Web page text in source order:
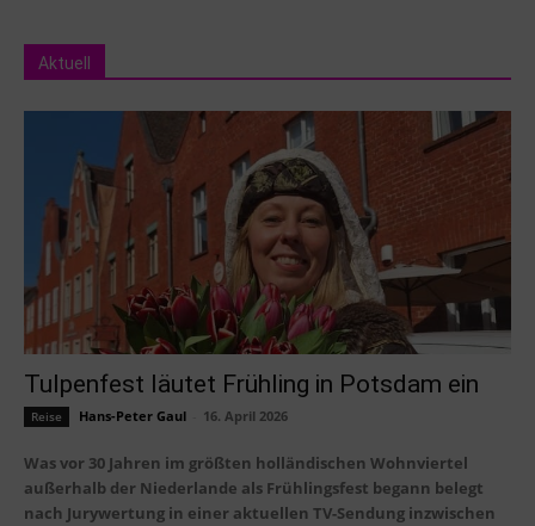
Aktuell
Tulpenfest läutet Frühling in Potsdam ein
Reise Hans-Peter Gaul 16. April 2026
Was vor 30 Jahren im größten holländischen Wohnviertel
außerhalb der Niederlande als Frühlingsfest begann belegt
nach Jurywertung in einer aktuellen TV-Sendung inzwischen